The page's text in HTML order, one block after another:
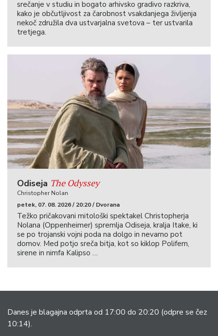
srečanje v studiu in bogato arhivsko gradivo razkriva,
kako je občutljivost za čarobnost vsakdanjega življenja
nekoč združila dva ustvarjalna svetova – ter ustvarila
tretjega.
Odiseja The Odyssey
Christopher Nolan
petek, 07. 08. 2026 / 20:20 / Dvorana
Težko pričakovani mitološki spektakel Christopherja
Nolana (Oppenheimer) spremlja Odiseja, kralja Itake, ki
se po trojanski vojni poda na dolgo in nevarno pot
domov. Med potjo sreča bitja, kot so kiklop Polifem,
sirene in nimfa Kalipso …
Danes je blagajna odprta od 17:00 do 20:20 (odpre se čez
10:14).